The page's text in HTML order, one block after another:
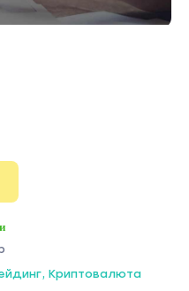
Криптовалюта